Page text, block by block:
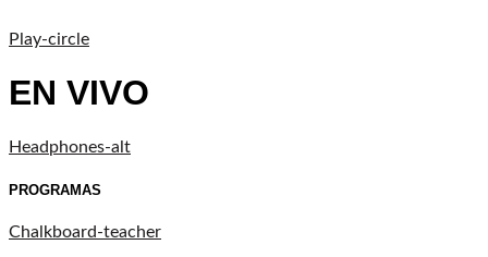
Play-circle
EN VIVO
Headphones-alt
PROGRAMAS
Chalkboard-teacher